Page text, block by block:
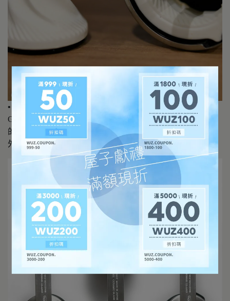
• 機能性的矽膠帶
GRIT手搖磨豆機最受注目的就是矽膠帶的設計，讓在磨豆
的過程中更容易手握，同時也方便手柄的收納。
外出攜帶時，也無需擔心會刮傷。